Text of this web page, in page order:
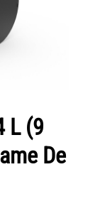
L (9
De